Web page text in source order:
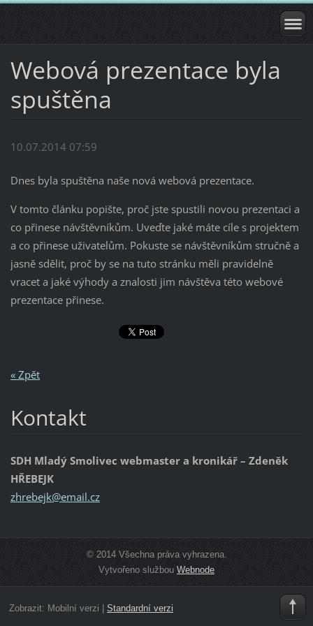
Webová prezentace byla
spuštěna
10.07.2014 07:59
Dnes byla spuštěna naše nová webová prezentace.
V tomto článku popište, proč jste spustili novou prezentaci a
co přinese návštěvníkům. Uveďte jaké máte cíle s projektem
a co přinese uživatelům. Pokuste se návštěvníkům stručně a
jasně sdělit, proč by se na tuto stránku měli pravidelně
vracet a jaké výhody a znalosti jim návštěva této webové
prezentace přinese.
« Zpět
Kontakt
SDH Mladý Smolivec webmaster a kronikář – Zdeněk
HŘEBEJK
zhrebejk@email.cz
© 2014 Všechna práva vyhrazena.
Vytvořeno službouWebnode
Zobrazit: Mobilní verzi Standardní verzi